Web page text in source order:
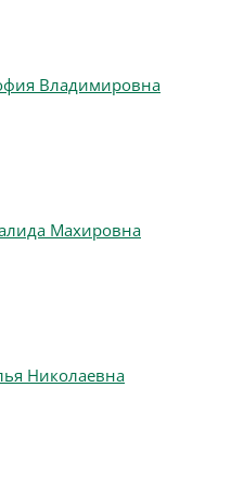
Владимировна
Махировна
Николаевна